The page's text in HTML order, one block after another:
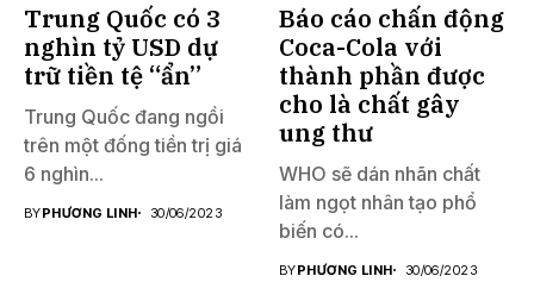
Trung Quốc có 3
nghìn tỷ USD dự
trữ tiền tệ “ẩn”
Trung Quốc đang ngồi
trên một đống tiền trị giá
6 nghìn...
BYPHƯƠNG LINH 30/06/2023
Báo cáo chấn động
Coca-Cola với
thành phần được
cho là chất gây
ung thư
WHO sẽ dán nhãn chất
làm ngọt nhân tạo phổ
biến có...
BYPHƯƠNG LINH 30/06/2023